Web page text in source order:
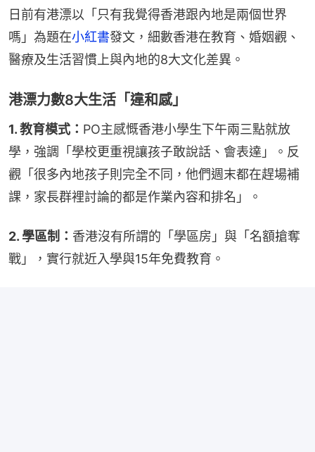
日前有港漂以「只有我覺得香港跟內地是兩個世界
嗎」為題在小紅書發文，細數香港在教育、婚姻觀、
醫療及生活習慣上與內地的8大文化差異。
港漂力數8大生活「違和感」
1. 教育模式： PO主感慨香港小學生下午兩三點就放
學，強調「學校更重視讓孩子敢說話、會表達」。反
觀「很多內地孩子則完全不同，他們週末都在趕場補
課，家長群裡討論的都是作業內容和排名」。
2. 學區制： 香港沒有所謂的「學區房」與「名額搶奪
戰」，實行就近入學與15年免費教育。